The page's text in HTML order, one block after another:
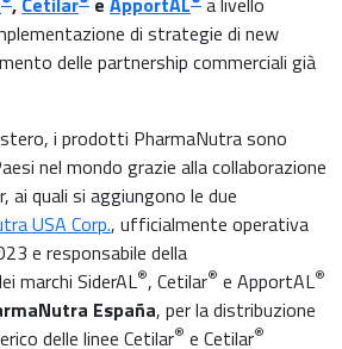
Geriatria e Reumatologia
di strategie di new
delle partnership commerciali già
i prodotti PharmaNutra sono
nel mondo grazie alla collaborazione
ai quali si aggiungono le due
USA Corp., ufficialmente operativa
e responsabile della
marchi SiderAL®, Cetilar® e ApportAL®
España, per la distribuzione
delle linee Cetilar® e Cetilar®